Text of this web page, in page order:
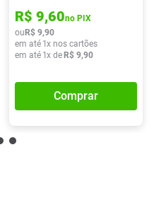
R$ 9,60no PIX
ou R$ 9,90
em até 1x nos cartões
em até 1x de R$ 9,90
Comprar